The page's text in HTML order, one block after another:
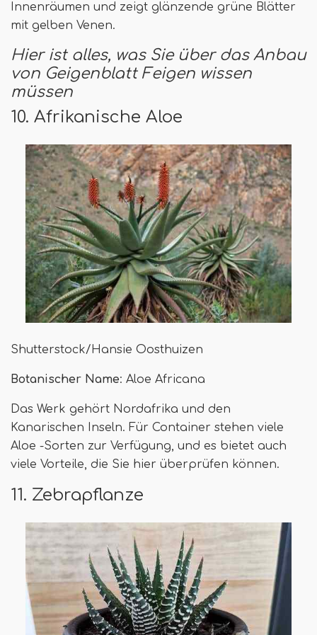
Innenräumen und zeigt glänzende grüne Blätter
mit gelben Venen.
Hier ist alles, was Sie über das Anbau
von Geigenblatt Feigen wissen
müssen
10. Afrikanische Aloe
Shutterstock/Hansie Oosthuizen
Botanischer Name: Aloe Africana
Das Werk gehört Nordafrika und den
Kanarischen Inseln. Für Container stehen viele
Aloe -Sorten zur Verfügung, und es bietet auch
viele Vorteile, die Sie hier überprüfen können.
11. Zebrapflanze